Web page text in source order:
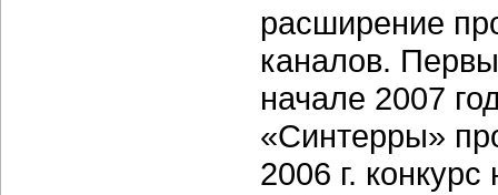
расширение
каналов.
начале 2007
«Синтерры»
2006 г.